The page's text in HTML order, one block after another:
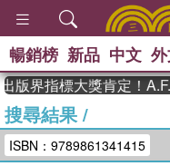
暢銷榜 新品 中文
版界指標大獎肯定！
搜尋結果/
ISBN：9789861341415